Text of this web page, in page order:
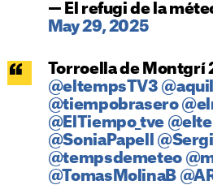
— El refugi de la
May 29, 2025
Torroella de Montgrí
@eltempsTV3
@tiempobrasero
@ElTiempo_tve
@SoniaPapell
@tempsdemeteo
@TomasMolinaB